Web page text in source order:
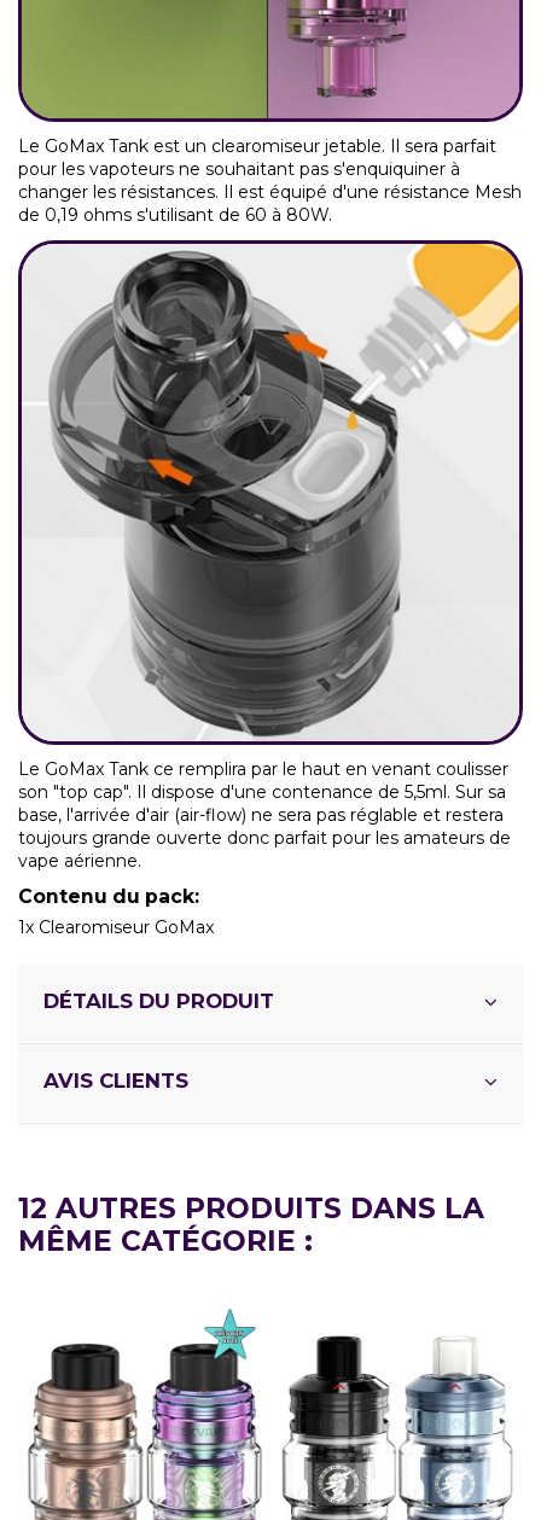
Le GoMax Tank est un clearomiseur jetable. Il sera parfait
pour les vapoteurs ne souhaitant pas s'enquiquiner à
changer les résistances. Il est équipé d'une résistance Mesh
de 0,19 ohms s'utilisant de 60 à 80W.
Le GoMax Tank ce remplira par le haut en venant coulisser
son "top cap". Il dispose d'une contenance de 5,5ml. Sur sa
base, l'arrivée d'air (air-flow) ne sera pas réglable et restera
toujours grande ouverte donc parfait pour les amateurs de
vape aérienne.
Contenu du pack:
1x Clearomiseur GoMax
DÉTAILS DU PRODUIT
AVIS CLIENTS
12 AUTRES PRODUITS DANS LA
MÊME CATÉGORIE :